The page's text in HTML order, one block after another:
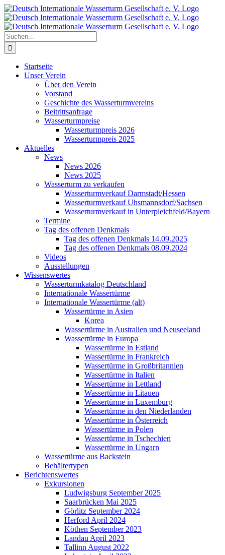
Zum
Inhalt
springen
Suche
nach:
Startseite
Unser Verein
Über den Verein
Vorstand
Geschichte des Wasserturmvereins
Beitrittsanfrage
Wasserturmpreise
Wasserturmpreis 2026
Wasserturmpreis 2025
Aktuelles
News
News 2026
News 2025
Wasserturm zu verkaufen
Wasserturmverkauf Darmstadt/Hessen
Wasserturmverkauf Uhsmannsdorf/Sachsen
Wasserturmverkauf in Unterpleichfeld/Bayern
Termine
Tag des offenen Denkmals
Tag des offenen Denkmals 14.09.2025
Tag des offenen Denkmals 08.09.2024
Videos
Ausstellungen
Wissenswertes
Wasserturmkatalog Deutschland
Internationale Wassertürme
Internationale Wassertürme (alt)
Wassertürme in Asien
Korea
Wassertürme in Australien und Neuseeland
Wassertürme in Europa
Wassertürme in Estland
Wassertürme in Frankreich
Wassertürme in Großbritannien
Wassertürme in Italien
Wassertürme in Lettland
Wassertürme in Litauen
Wassertürme in Luxemburg
Wassertürme in den Niederlanden
Wassertürme in Österreich
Wassertürme in Polen
Wassertürme in Tschechien
Wassertürme in Ungarn
Wassertürme aus Backstein
Behältertypen
Berichtenswertes
Exkursionen
Ludwigsburg September 2025
Saarbrücken Mai 2025
Görlitz September 2024
Herford April 2024
Köthen September 2023
Landau April 2023
Tallinn August 2022